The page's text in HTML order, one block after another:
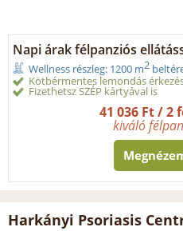
Napi árak félpanziós
Wellness részleg: 1200 m2
Kötbérmentes lemondás
Fizethetsz SZÉP kártyával is
41 036 Ft / 2
kiváló
Harkányi Psoriasis